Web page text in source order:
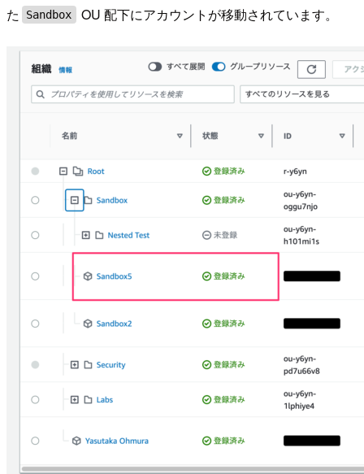
た
Sandbox OU 配下にアカウントが移動されています。